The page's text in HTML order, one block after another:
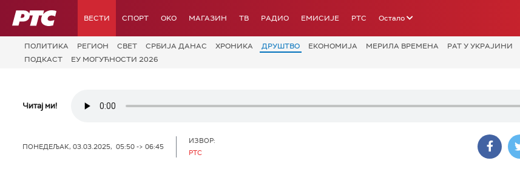
РТС ВЕСТИ СПОРТ OKO МАГАЗИН ТВ РАДИО ЕМИСИЈЕ РТС Остало
ПОЛИТИКА РЕГИОН СВЕТ СРБИЈА ДАНАС ХРОНИКА ДРУШТВО ЕКОНОМИЈА МЕРИЛА ВРЕМЕНА РАТ У УКРАЈИНИ
ПОДКАСТ
ЕУ МОГУЋНОСТИ 2026
Читај ми!
ПОНЕДЕЉАК, 03.03.2025, 05:50 -> 06:45
ИЗВОР:
РТС